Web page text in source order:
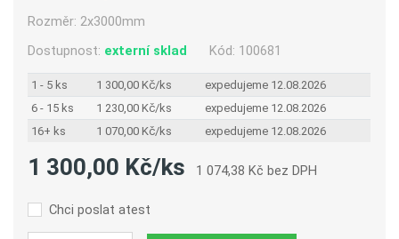
Rozměr: 2x3000mm
Dostupnost: externí sklad Kód: 100681
1 - 5 ks 1 300,00 Kč/ks
expedujeme 12.08.2026
6 - 15 ks
1 230,00 Kč/ks
expedujeme 12.08.2026
16+ ks
1 070,00 Kč/ks expedujeme 12.08.2026
1 300,00 Kč/ks 1 074,38 Kč bez DPH
Chci poslat atest